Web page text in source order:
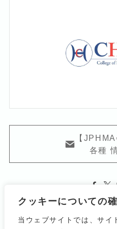
クッキーについての
当ウェブサイトでは、サイ
【
各種